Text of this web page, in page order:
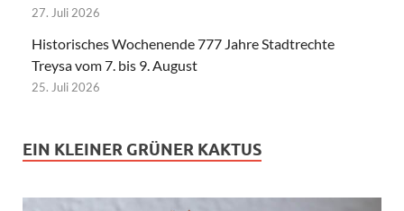
27. Juli 2026
Historisches Wochenende 777 Jahre Stadtrechte
Treysa vom 7. bis 9. August
25. Juli 2026
EIN KLEINER GRÜNER KAKTUS